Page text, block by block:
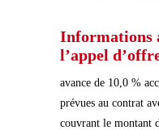
Informations
l’appel
avance de 10,0 %
prévues au contrat
couvrant le montant